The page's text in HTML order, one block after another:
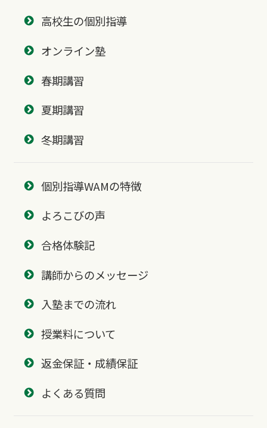
高校生の個別指導
オンライン塾
春期講習
夏期講習
冬期講習
個別指導WAMの特徴
よろこびの声
合格体験記
講師からのメッセージ
入塾までの流れ
授業料について
返金保証・成績保証
よくある質問